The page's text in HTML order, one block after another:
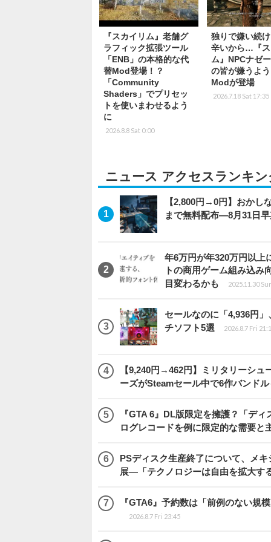
『スカイリム』老舗グ
ラフィック拡張ツール
「ENB」の本格的な代
替Mod登場！？
「Community
Shaders」でプリセッ
トを使いまわせるよう
に
2026.8.8 Sat 0:00
独りで嫌い続
辛いから…『
ム』NPCナゼ
の皆が嫌うよ
Modが登場
2026.7.18 Sat 17:35
ニュース アクセスランキン
【2,800円→0円】おかし
まで無料配布―8月31日
年6万円が年320万円以
トの商用ゲーム組み込
目変わるかも
2025.11.30
セールなのに「4,936円
チソフト5選
2026.8.7 Fri
【9,240円→462円】ミリタリーシ
ーズがSteamセール中で6作バンド
『GTA 6』DL版限定を擁護？「デ
ログレコードを例に限定的な需要と
PSディスク生産終了について、メ
展―「テクノロジーは自由を拡大す
『GTA6』予約数は「前例のない
2026.8.7 Fri 23:45